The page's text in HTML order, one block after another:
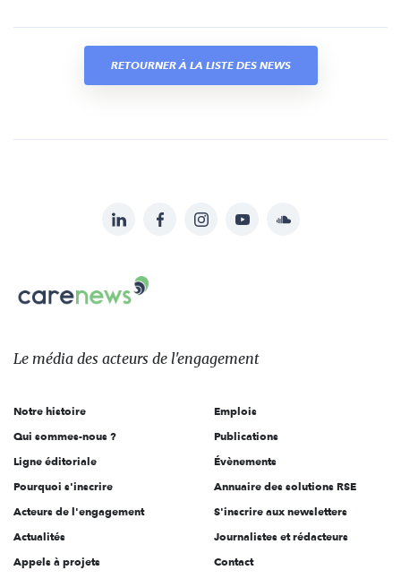
RETOURNER À LA LISTE DES NEWS
sur:
LinkedInFacebookInstagramYouTubeSoundcloud
Le
des
l'engagement
Le média des acteurs de l'engagement
Notre histoire
Qui sommes-nous ?
Ligne éditoriale
Pourquoi s'inscrire
Acteurs de l'engagement
Actualités
Appels à projets
Emplois
Publications
Évènements
Annuaire des solutions RSE
S'inscrire aux newsletters
Journalistes et rédacteurs
Contact